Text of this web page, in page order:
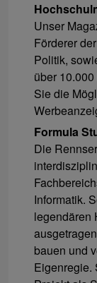
Unser
Förderer
Politik,
über
Sie die
Formula
Die
Informatik.
legendären
bauen und
Eigenregie.